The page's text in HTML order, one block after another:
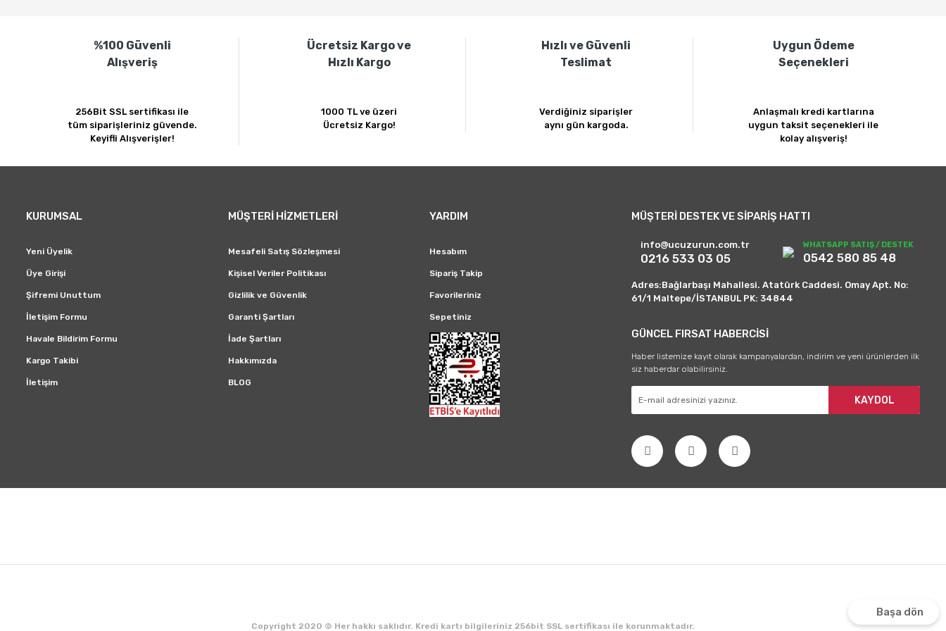
Ürün açıklamasında eksik bilgiler bulunuyor.
Ürün bilgilerinde hatalar bulunuyor.
Bu ürüne benzer farklı alternatifler olmalı.
%100 Güvenli
Alışveriş
256Bit SSL sertifikası ile
tüm siparişleriniz güvende.
Keyifli Alışverişler!
Ücretsiz Kargo ve
Hızlı Kargo
1000 TL ve üzeri
Ücretsiz Kargo!
Hızlı ve Güvenli
Teslimat
Verdiğiniz siparişler
aynı gün kargoda.
Uygun Ödeme
Seçenekleri
Anlaşmalı kredi kartlarına
uygun taksit seçenekleri ile
kolay alışveriş!
KURUMSAL
Yeni Üyelik
Üye Girişi
Şifremi Unuttum
İletişim Formu
Havale Bildirim Formu
Kargo Takibi
İletişim
MÜŞTERİ HİZMETLERİ
Mesafeli Satış Sözleşmesi
Kişisel Veriler Politikası
Gizlilik ve Güvenlik
Garanti Şartları
İade Şartları
Hakkımızda
BLOG
YARDIM
Hesabım
Sipariş Takip
Favorileriniz
Sepetiniz
MÜŞTERİ DESTEK VE SİPARİŞ HATTI
info@ucuzurun.com.tr
0216 533 03 05
WHATSAPP SATIŞ / DESTEK
0542 580 85 48
Adres:Bağlarbaşı Mahallesi. Atatürk Caddesi. Omay Apt. No:
61/1 Maltepe/İSTANBUL PK: 34844
GÜNCEL FIRSAT HABERCİSİ
Haber listemize kayıt olarak kampanyalardan, indirim ve yeni ürünlerden ilk
siz haberdar olabilirsiniz.
KAYDOL
Copyright 2020 © Her hakkı saklıdır. Kredi kartı bilgileriniz 256bit SSL sertifikası ile korunmaktadır.
Başa dön